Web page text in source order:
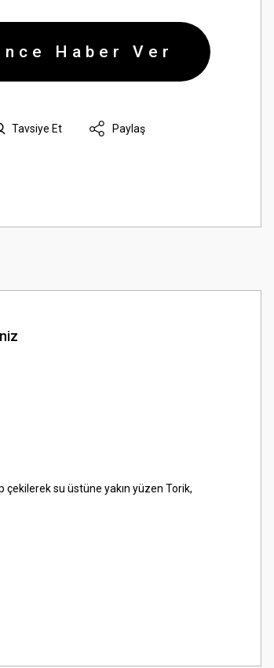
Haber Ver
Tavsiye Et Paylaş
çekilerek su üstüne yakın yüzen Torik,